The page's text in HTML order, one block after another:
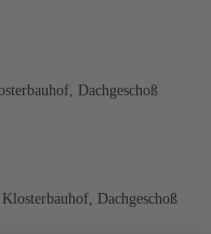
Dachgeschoß
Dachgeschoß